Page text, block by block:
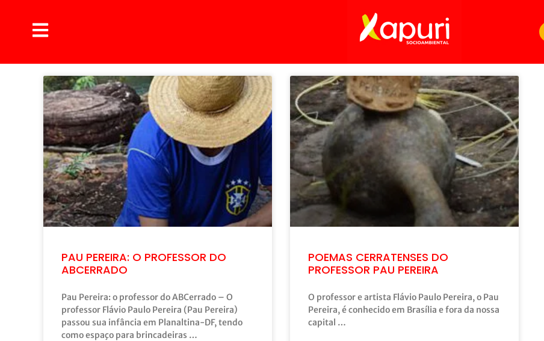
PAU PEREIRA: O PROFESSOR DO
ABCERRADO
Pau Pereira: o professor do ABCerrado – O
professor Flávio Paulo Pereira (Pau Pereira)
passou sua infância em Planaltina-DF, tendo
como espaço para brincadeiras …
POEMAS CERRATENSES DO
PROFESSOR PAU PEREIRA
O professor e artista Flávio Paulo Pereira, o Pau
Pereira, é conhecido em Brasília e fora da nossa
capital …